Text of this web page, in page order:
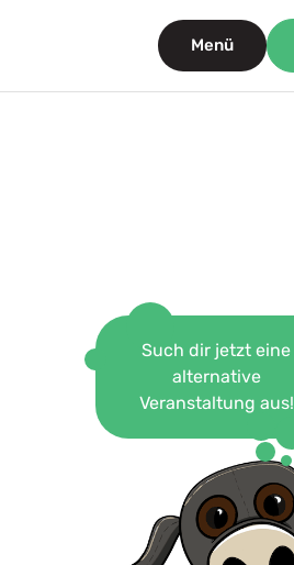
Menü
Such dir jetzt eine
alternative
Veranstaltung aus!